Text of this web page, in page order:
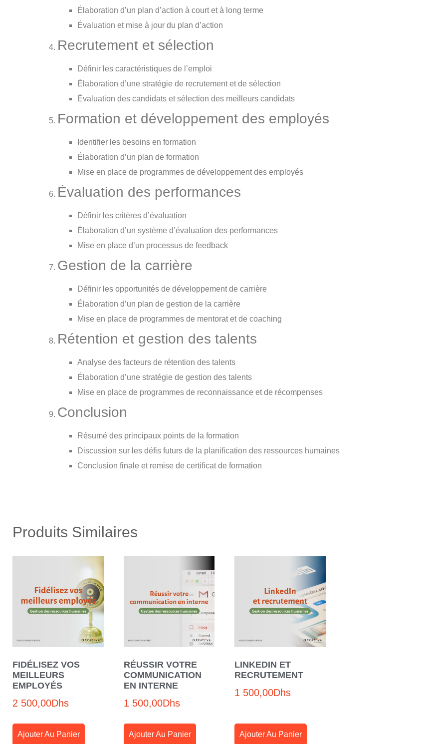
Élaboration d’un plan d’action à court et à long terme
Évaluation et mise à jour du plan d’action
Recrutement et sélection
Définir les caractéristiques de l’emploi
Élaboration d’une stratégie de recrutement et de sélection
Évaluation des candidats et sélection des meilleurs candidats
Formation et développement des employés
Identifier les besoins en formation
Élaboration d’un plan de formation
Mise en place de programmes de développement des employés
Évaluation des performances
Définir les critères d’évaluation
Élaboration d’un système d’évaluation des performances
Mise en place d’un processus de feedback
Gestion de la carrière
Définir les opportunités de développement de carrière
Élaboration d’un plan de gestion de la carrière
Mise en place de programmes de mentorat et de coaching
Rétention et gestion des talents
Analyse des facteurs de rétention des talents
Élaboration d’une stratégie de gestion des talents
Mise en place de programmes de reconnaissance et de récompenses
Conclusion
Résumé des principaux points de la formation
Discussion sur les défis futurs de la planification des ressources humaines
Conclusion finale et remise de certificat de formation
Produits Similaires
FIDÉLISEZ VOS
MEILLEURS
EMPLOYÉS
2 500,00Dhs
Ajouter Au Panier
RÉUSSIR VOTRE
COMMUNICATION
EN INTERNE
1 500,00Dhs
Ajouter Au Panier
LINKEDIN ET
RECRUTEMENT
1 500,00Dhs
Ajouter Au Panier